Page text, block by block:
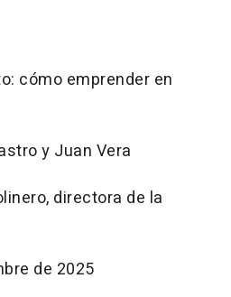
cómo emprender en
y Juan Vera
directora de la
de 2025